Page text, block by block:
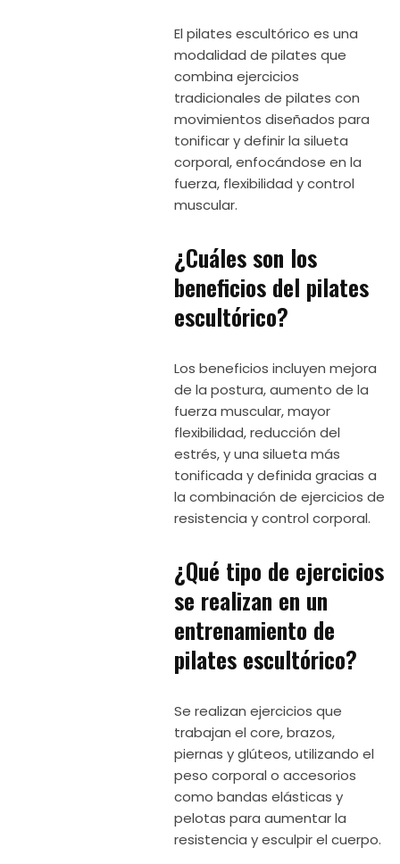
El pilates escultórico es una
modalidad de pilates que
combina ejercicios
tradicionales de pilates con
movimientos diseñados para
tonificar y definir la silueta
corporal, enfocándose en la
fuerza, flexibilidad y control
muscular.
¿Cuáles son los
beneficios del pilates
escultórico?
Los beneficios incluyen mejora
de la postura, aumento de la
fuerza muscular, mayor
flexibilidad, reducción del
estrés, y una silueta más
tonificada y definida gracias a
la combinación de ejercicios de
resistencia y control corporal.
¿Qué tipo de ejercicios
se realizan en un
entrenamiento de
pilates escultórico?
Se realizan ejercicios que
trabajan el core, brazos,
piernas y glúteos, utilizando el
peso corporal o accesorios
como bandas elásticas y
pelotas para aumentar la
resistencia y esculpir el cuerpo.